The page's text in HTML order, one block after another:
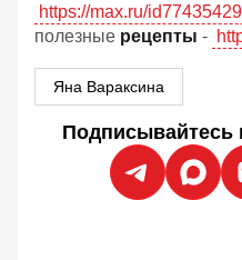
https://max.ru/
полезные рецепты -
Яна Вараксина
Подписывайтесь